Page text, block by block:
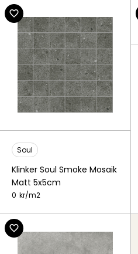
Soul
Klinker Soul Smoke Mosaik
Matt 5x5cm
0 kr/m2